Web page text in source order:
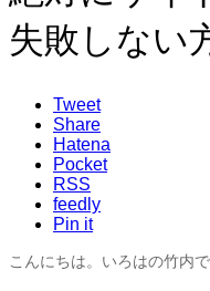
失敗しない
Tweet
Share
Hatena
Pocket
RSS
feedly
Pin it
こんにちは。いろはの竹内で